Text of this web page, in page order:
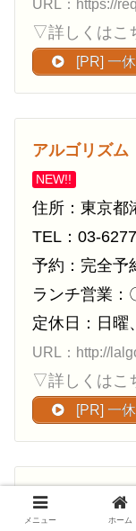
URL：https://
▽詳しくはこ
[PR] 一
アルゴリズム
NEW!!
住所：東京都
TEL：03-
予約：完全予
ランチ営業：
定休日：日曜
URL：http://
▽詳しくはこ
[PR] 一
アルシミスト
住所：東京都
メニュー ホーム